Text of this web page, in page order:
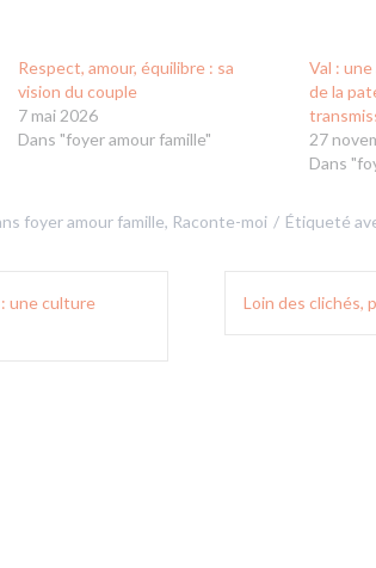
Respect, amour, équilibre : sa
vision du couple
7 mai 2026
Dans "foyer amour famille"
Val :
de la
27
Dans
foyer amour famille, Raconte-moi Étiqueté
une culture
Loin des clichés,